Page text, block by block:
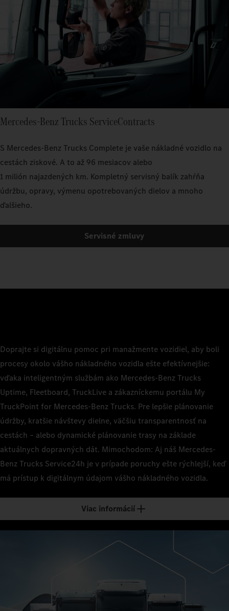
Mercedes‑Benz Trucks ServiceContracts
S Mercedes‑Benz Trucks Complete je vaše nákladné vozidlo na
cestách ziskové. A to až 96 mesiacov alebo
1 milión najazdených km. Kompletný servisný balík zahŕňa
údržbu, opravy, výmenu opotrebovaných dielov a mnoho
ďalšieho.
Servisné zmluvy
Doprajte si digitálnu pomoc pri manažmente vozidiel, aby boli
procesy okolo vášho nákladného vozidla ešte efektívnejšie:
vďaka inteligentným službám ako Mercedes-Benz Trucks
Uptime, Fleetboard, TruckLive a zákazníckemu portálu My
TruckPoint for Mercedes-Benz Trucks. Pre lepšie plánovanie
údržby, kratšie návštevy dielne, väčšiu transparentnosť na
cestách – alebo dynamické plánovanie trasy na základe
aktuálnych dopravných dát. Mimochodom: Aj náš Mercedes-
Benz Trucks Service24h je v prípade poruchy ešte rýchlejší, keď
má prístup k digitálnym údajom vášho nákladného vozidla.
Viac informácií